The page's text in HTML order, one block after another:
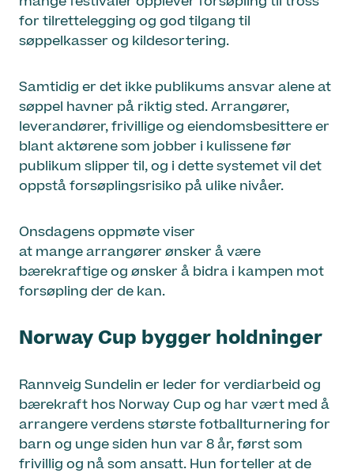
for tilrettelegging og god tilgang til
søppelkasser og kildesortering.
Samtidig er det ikke publikums ansvar alene at
søppel havner på riktig sted. Arrangører,
leverandører, frivillige og eiendomsbesittere er
blant aktørene som jobber i kulissene før
publikum slipper til, og i dette systemet vil det
oppstå forsøplingsrisiko på ulike nivåer.
Onsdagens oppmøte viser
at mange arrangører ønsker å være
bærekraftige og ønsker å bidra i kampen mot
forsøpling der de kan.
Norway Cup bygger holdninger
Rannveig Sundelin er leder for verdiarbeid og
bærekraft hos Norway Cup og har vært med å
arrangere verdens største fotballturnering for
barn og unge siden hun var 8 år, først som
frivillig og nå som ansatt. Hun forteller at de